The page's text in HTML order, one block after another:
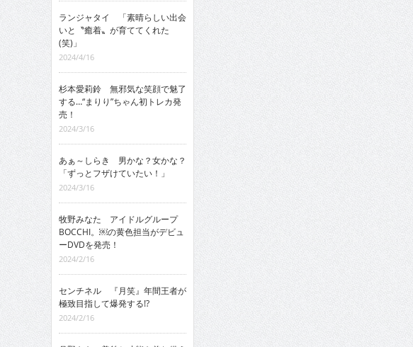
ランジャタイ 「素晴らしい出会
いと〝癒着〟が育ててくれた
(笑)」
2024/4/16
杉本愛莉鈴 無邪気な笑顔で魅了
する…“まりり”ちゃん初トレカ発
売！
2024/3/16
あぁ～しらき 男かな？女かな？
「ずっとフザけていたい！」
2024/3/16
牧野みなた アイドルグループ
BOCCHI。￼の黄色担当がデビュ
ーDVDを発売！
2024/2/16
センチネル 『月笑』年間王者が
極致目指して爆発する!?
2024/2/16